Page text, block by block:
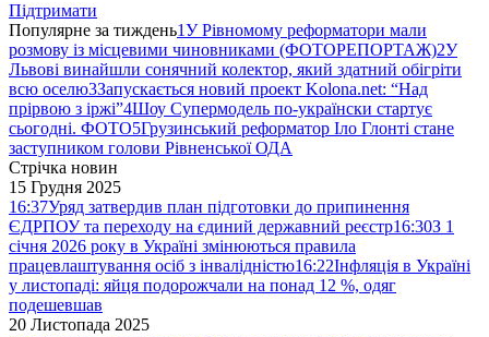
Підтримати
Популярне за тиждень1У Рівномому реформатори мали
розмову із місцевими чиновниками (ФОТОРЕПОРТАЖ)2У
Львові винайшли сонячний колектор, який здатний обігріти
всю оселю3Запускається новий проект Kolona.net: “Над
прірвою з іржі”4Шоу Супермодель по-українски стартує
сьогодні. ФОТО5Грузинський реформатор Іло Глонті стане
заступником голови Рівненської ОДА
Стрічка новин
15 Грудня 2025
16:37Уряд затвердив план підготовки до припинення
ЄДРПОУ та переходу на єдиний державний реєстр16:30З 1
січня 2026 року в Україні змінюються правила
працевлаштування осіб з інвалідністю16:22Інфляція в Україні
у листопаді: яйця подорожчали на понад 12 %, одяг
подешевшав
20 Листопада 2025